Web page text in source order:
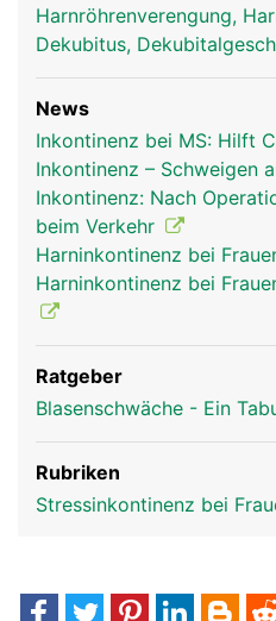
Harnröhrenverengung,
Dekubitus,
News
Inkontinenz bei MS: Hilft
Inkontinenz – Schweigen
Inkontinenz: Nach
beim Verkehr
Harninkontinenz bei
Harninkontinenz bei
Ratgeber
Blasenschwäche - Ein
Rubriken
Stressinkontinenz bei